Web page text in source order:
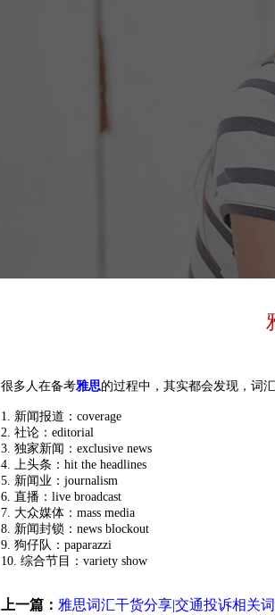
很多人在备考雅思的过程中，其实都会发现，词
1. 新闻报道：coverage
2. 社论：editorial
3. 独家新闻：exclusive news
4. 上头条：hit the headlines
5. 新闻业：journalism
6. 直播：live broadcast
7. 大众媒体：mass media
8. 新闻封锁：news blockout
9. 狗仔队：paparazzi
10. 综合节目：variety show
上一篇： 雅思词汇干货分享|交通投诉相关